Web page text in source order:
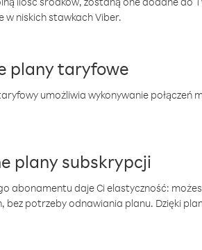
w niskich stawkach Viber.
plany taryfowe
umożliwia wykonywanie połączeń
plany subskrypcji
abonamentu daje Ci elastyczność:
bez potrzeby odnawiania planu. Dzięki